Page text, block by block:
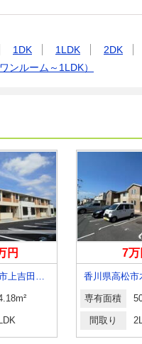
1DK 1LDK 2DK
ンルーム～1LDK）
円
香川県善通寺市上吉田町４丁目
7万
香川県高松市
専有面積
間取り